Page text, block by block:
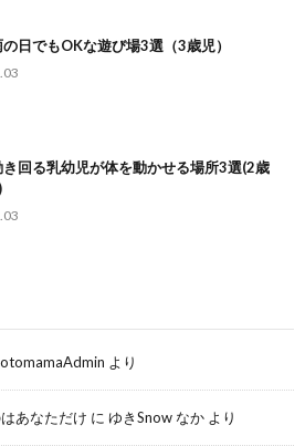
日でもOKな遊び場3選（3歳児）
回る乳幼児が体を動かせる場所3選(2歳
より
あなただけ に ゆきSnow なか より